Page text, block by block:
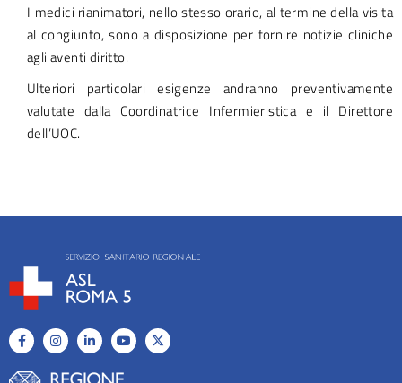
I medici rianimatori, nello stesso orario, al termine della visita
al congiunto, sono a disposizione per fornire notizie cliniche
agli aventi diritto.
Ulteriori particolari esigenze andranno preventivamente
valutate dalla Coordinatrice Infermieristica e il Direttore
dell’UOC.